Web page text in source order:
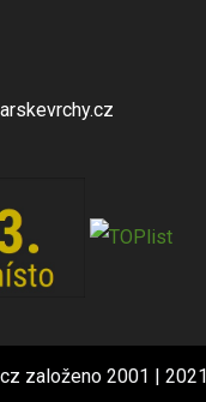
založeno 2001 |